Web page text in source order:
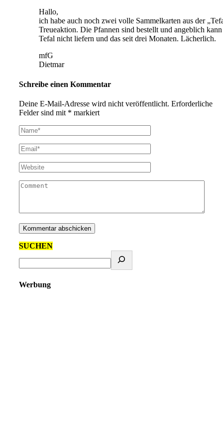
Hallo,
ich habe auch noch zwei volle Sammelkarten aus der
Treueaktion. Die Pfannen sind bestellt und angeblich kann
Tefal nicht liefern und das seit drei Monaten. Lächerlich.
mfG
Dietmar
Schreibe einen Kommentar
Deine E-Mail-Adresse wird nicht veröffentlicht. Erforderliche
Felder sind mit * markiert
SUCHEN
Werbung